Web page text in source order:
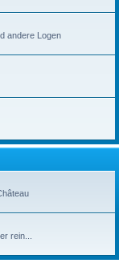
andere Logen
rein...